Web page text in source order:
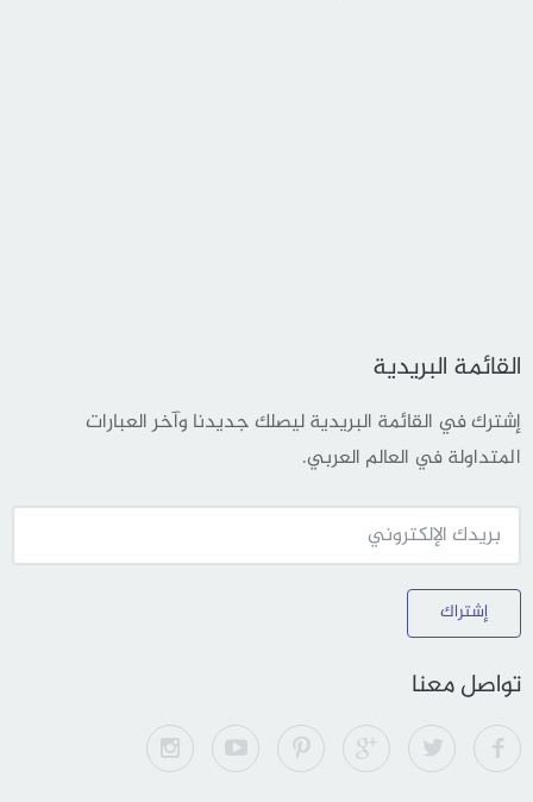
القائمة البريدية
إشترك في القائمة البريدية ليصلك جديدنا وآخر العبارات
المتداولة في العالم العربي.
إشتراك
تواصل معنا